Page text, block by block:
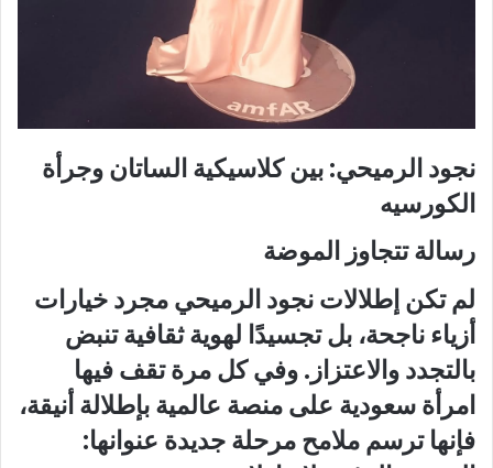
نجود الرميحي: بين كلاسيكية الساتان وجرأة
الكورسيه
رسالة تتجاوز الموضة
لم تكن إطلالات نجود الرميحي مجرد خيارات
أزياء ناجحة، بل تجسيدًا لهوية ثقافية تنبض
بالتجدد والاعتزاز. وفي كل مرة تقف فيها
امرأة سعودية على منصة عالمية بإطلالة أنيقة،
فإنها ترسم ملامح مرحلة جديدة عنوانها: